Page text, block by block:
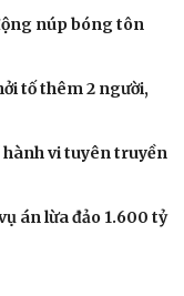
núp bóng tôn
tố thêm 2 người,
hành vi tuyên truyền
án lừa đảo 1.600 tỷ